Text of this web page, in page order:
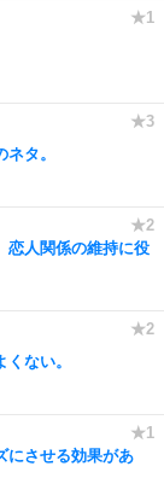
タ。
恋人関係の維持に役
ない。
にさせる効果があ